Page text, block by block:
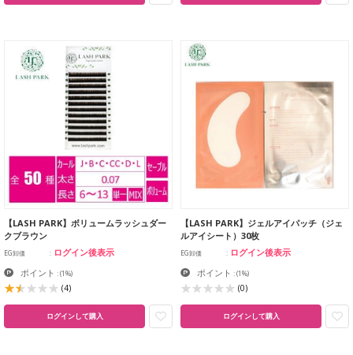
【LASH PARK】ボリュームラッシュダー
クブラウン
EG卸価 ログイン後表示
ポイント :(1%)
(4)
ログインして購入
【LASH PARK】ジェルアイパッチ（ジェ
ルアイシート）30枚
EG卸価 ログイン後表示
ポイント :(1%)
(0)
ログインして購入